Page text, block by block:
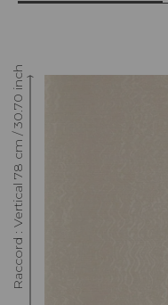
Raccord : Vertical 78 cm / 30.70 inch